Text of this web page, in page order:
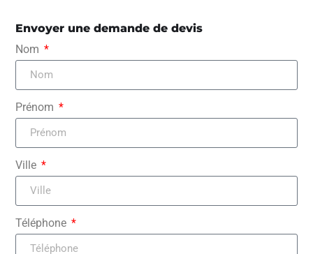
Envoyer une demande de devis
Nom
Prénom
Ville
Téléphone